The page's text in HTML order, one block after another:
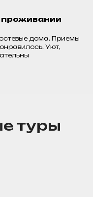
проживании
дома. Приемы
Уют,
туры